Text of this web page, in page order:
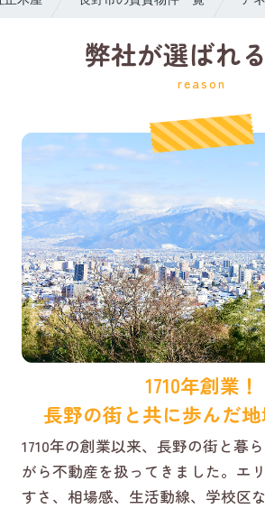
弊社が選ばれ
reason
1710年創業！
長野の街と共に歩んだ地
1710年の創業以来、長野の街と暮
がら不動産を扱ってきました。エ
すさ、相場感、生活動線、学校区